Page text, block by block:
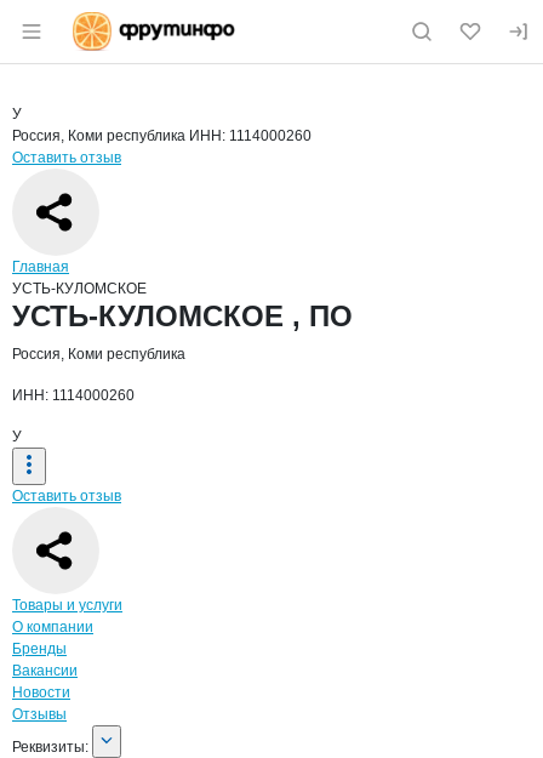
Раздел навигации по сайту fruitinfo.ru
Страница компании
Страница компании
Краткая информация о компании
У
Россия, Коми республика ИНН: 1114000260
Оставить отзыв
Навигация по сайту
Главная
УСТЬ-КУЛОМСКОЕ
Основная информация о компании
УСТЬ-КУЛОМСКОЕ , ПО
Россия, Коми республика
ИНН: 1114000260
У
Оставить отзыв
Навигация по странице
Товары и услуги
О компании
Бренды
Вакансии
Новости
Отзывы
О компании
Реквизиты
Реквизиты: